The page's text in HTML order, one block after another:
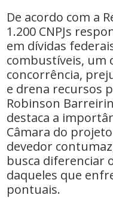
De acordo com a
1.200 CNPJs
em dívidas
combustíveis, um
concorrência,
e drena recursos
Robinson
destaca a
Câmara do
devedor
busca diferenciar
daqueles que
pontuais.